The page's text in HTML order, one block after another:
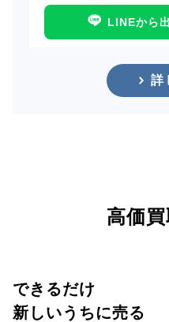
LINEから
詳
高価
できるだけ
新しいうちに売る